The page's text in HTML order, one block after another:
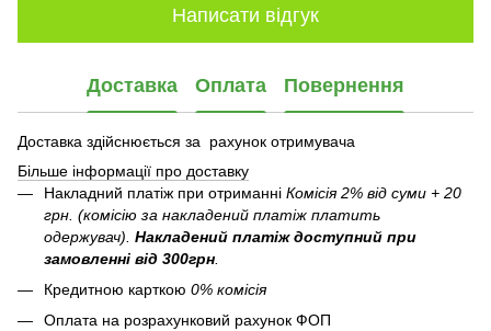
Написати відгук
Доставка Оплата Повернення
Доставка здійснюється за рахунок отримувача
Більше інформації про доставку
Накладний платіж при отриманні Комісія 2% від суми + 20
грн. (комісію за накладений платіж платить
одержувач). Накладений платіж доступний при
замовленні від 300грн
Кредитною карткою 0% комісія
Оплата на розрахунковий рахунок ФОП